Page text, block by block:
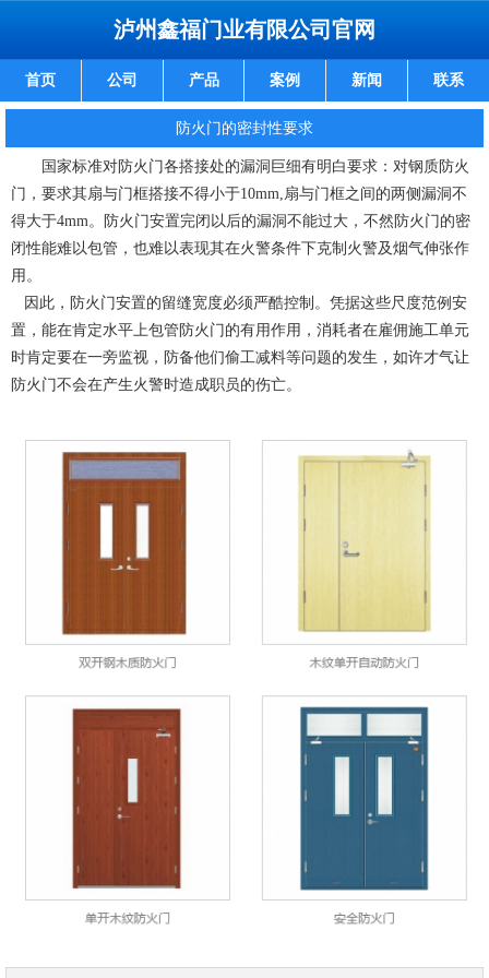
泸州鑫福门业有限公司官网
首页 公司 产品 案例 新闻 联系
防火门的密封性要求
国家标准对防火门各搭接处的漏洞巨细有明白要求：对钢质防火
门，要求其扇与门框搭接不得小于10mm,扇与门框之间的两侧漏洞不
得大于4mm。防火门安置完闭以后的漏洞不能过大，不然防火门的密
闭性能难以包管，也难以表现其在火警条件下克制火警及烟气伸张作
用。
因此，防火门安置的留缝宽度必须严酷控制。凭据这些尺度范例安
置，能在肯定水平上包管防火门的有用作用，消耗者在雇佣施工单元
时肯定要在一旁监视，防备他们偷工减料等问题的发生，如许才气让
防火门不会在产生火警时造成职员的伤亡。